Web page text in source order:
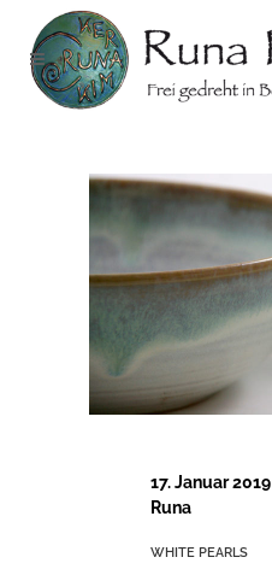
17. Januar 2019
Runa
WHITE PEARLS